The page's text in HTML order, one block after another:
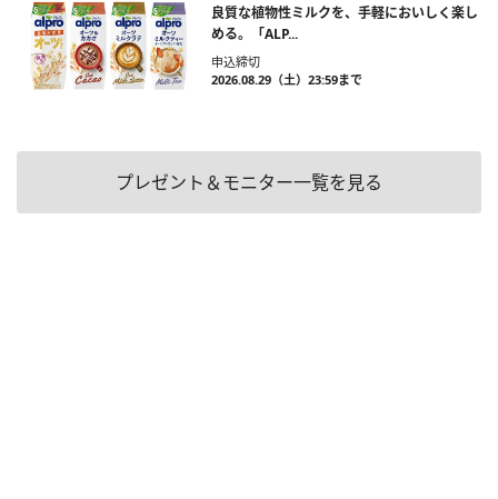
良質な植物性ミルクを、手軽においしく楽し
める。「ALP...
申込締切
2026.08.29（土）23:59まで
プレゼント＆モニター一覧を見る